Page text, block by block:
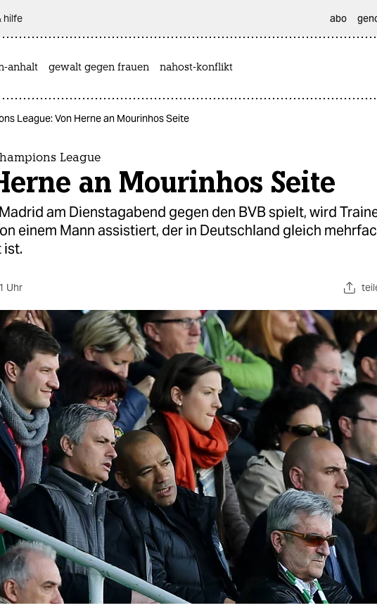
hilfe abo
anhalt gewalt gegen frauen nahost-konflikt
League: Von Herne an Mourinhos Seite
League
an Mourinhos Seite
am Dienstagabend gegen den BVB spielt, wird
einem Mann assistiert, der in Deutschland gleich
ist.
Uhr